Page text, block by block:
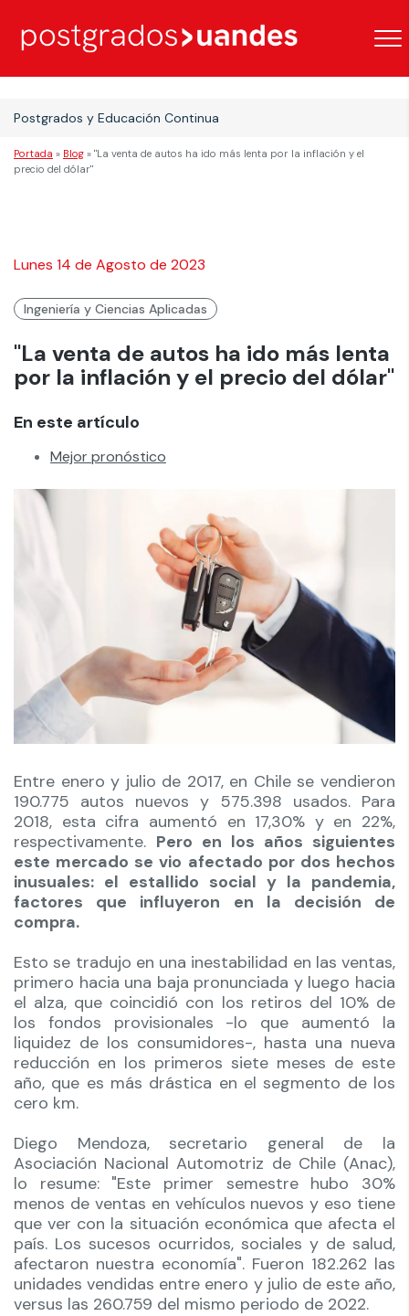
Postgrados y Educación Continua
Portada » Blog » "La venta de autos ha ido más lenta por la inflación y el
precio del dólar"
Lunes 14 de Agosto de 2023
Ingeniería y Ciencias Aplicadas
"La venta de autos ha ido más lenta
por la inflación y el precio del dólar"
En este artículo
Mejor pronóstico
Entre enero y julio de 2017, en Chile se vendieron
190.775 autos nuevos y 575.398 usados. Para
2018, esta cifra aumentó en 17,30% y en 22%,
respectivamente. Pero en los años siguientes
este mercado se vio afectado por dos hechos
inusuales: el estallido social y la pandemia,
factores que influyeron en la decisión de
compra.
Esto se tradujo en una inestabilidad en las ventas,
primero hacia una baja pronunciada y luego hacia
el alza, que coincidió con los retiros del 10% de
los fondos provisionales -lo que aumentó la
liquidez de los consumidores-, hasta una nueva
reducción en los primeros siete meses de este
año, que es más drástica en el segmento de los
cero km.
Diego Mendoza, secretario general de la
Asociación Nacional Automotriz de Chile (Anac),
lo resume: "Este primer semestre hubo 30%
menos de ventas en vehículos nuevos y eso tiene
que ver con la situación económica que afecta el
país. Los sucesos ocurridos, sociales y de salud,
afectaron nuestra economía". Fueron 182.262 las
unidades vendidas entre enero y julio de este año,
versus las 260.759 del mismo periodo de 2022.